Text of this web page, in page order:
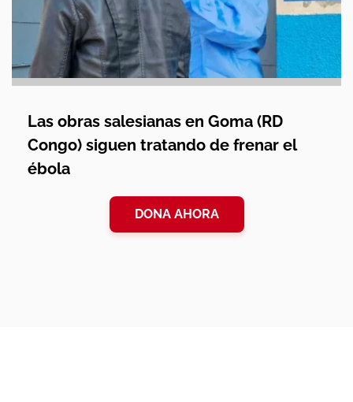
Las obras salesianas en Goma (RD
Congo) siguen tratando de frenar el
ébola
DONA AHORA